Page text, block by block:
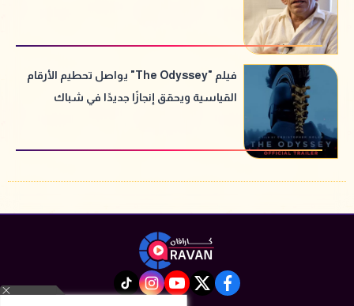
فيلم "The Odyssey" يواصل تحطيم الأرقام
القياسية ويحقق إنجازًا جديدًا في شباك
facebook
twitter
youtube
instagram
tiktok